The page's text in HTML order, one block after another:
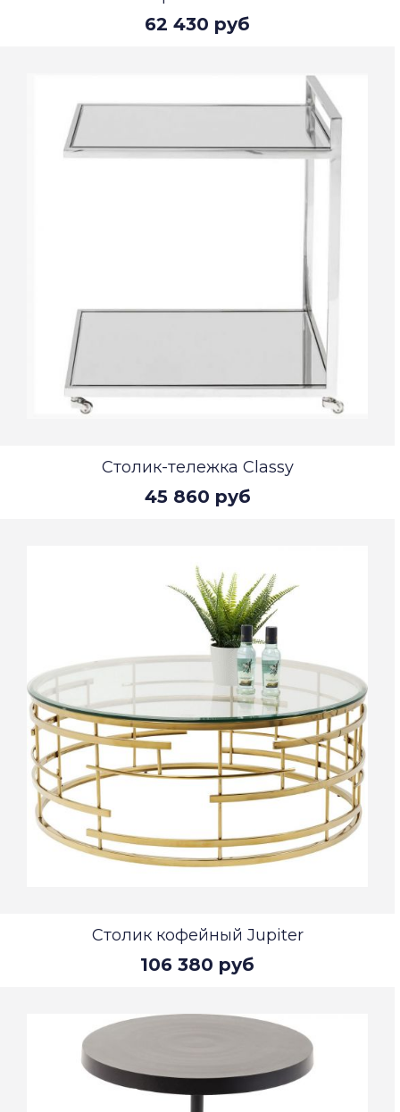
62 430 руб
Столик-тележка Classy
45 860 руб
Столик кофейный Jupiter
106 380 руб